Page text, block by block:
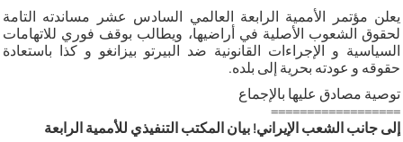
يعلن مؤتمر الأممية الرابعة العالمي السادس عشر مساندته التامة
لحقوق الشعوب الأصلية في أراضيها، ويطالب بوقف فوري للاتهامات
السياسية و الإجراءات القانونية ضد البيرتو بيزانغو و كذا باستعادة
حقوقه و عودته بحرية إلى بلده.
توصية مصادق عليها بالإجماع
==================
إلى جانب الشعب الإيراني! بيان المكتب التنفيذي للأممية الرابعة